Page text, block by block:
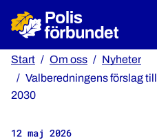
Start Om oss
Nyheter
Valberedningens förslag
2030
12 maj 2026